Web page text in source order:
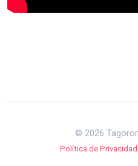
© 2026
Política de Privacidad